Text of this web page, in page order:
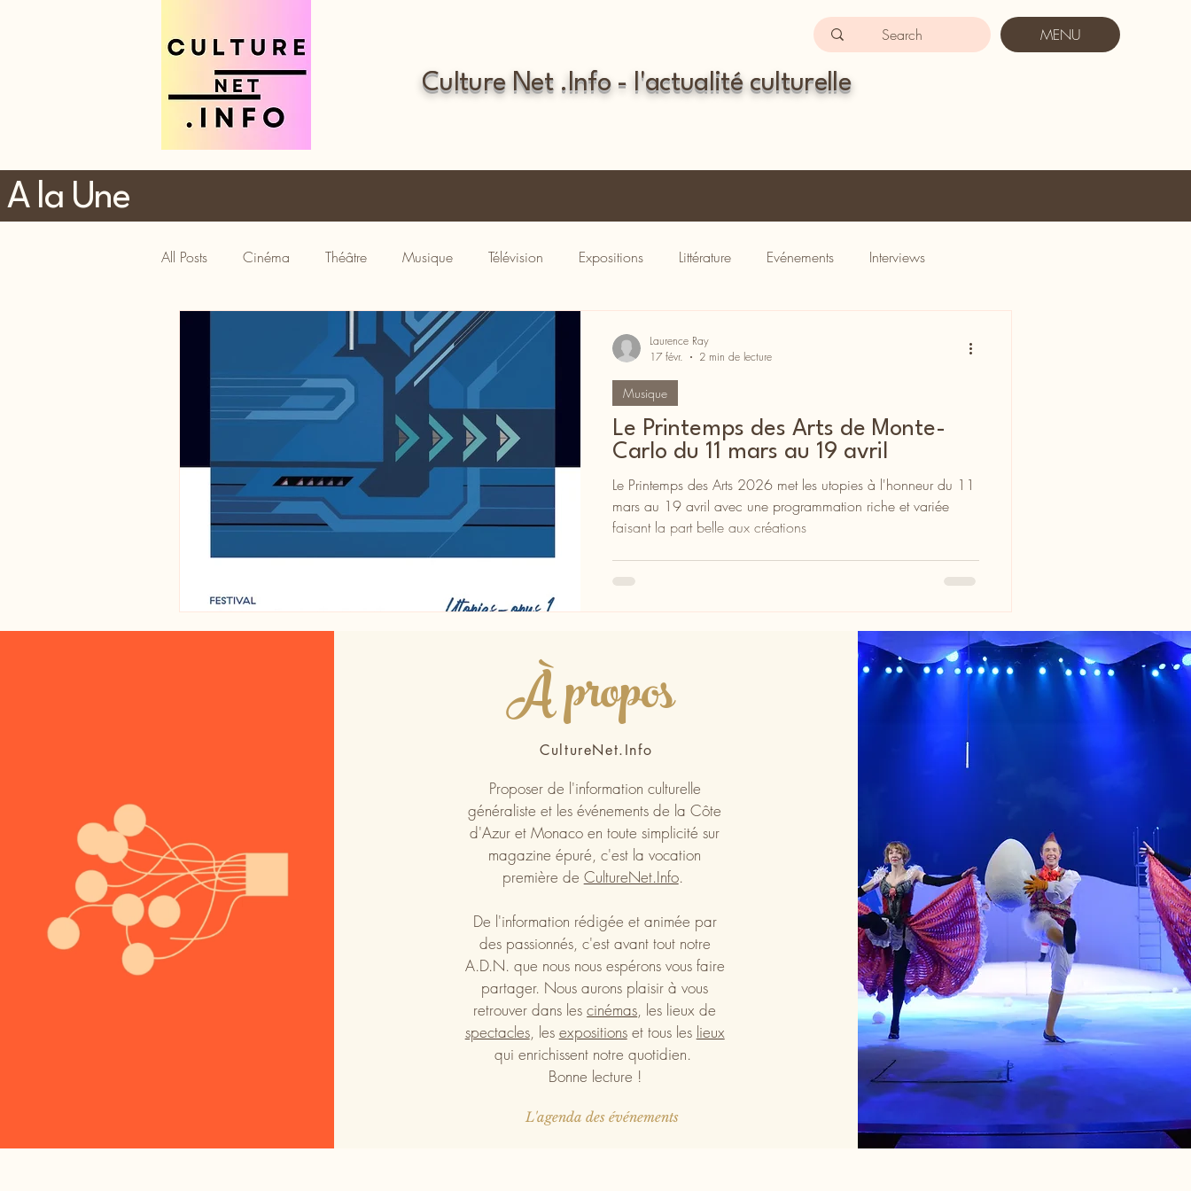
MENU
Culture Net .Info - l'actualité culturelle
A la Une
All Posts Cinéma Théâtre Musique Télévision Expositions Littérature Evénements Interviews
Le Printemps des Arts de Monte-
Carlo du 11 mars au 19 avril
Le Printemps des Arts 2026 met les utopies à l'honneur du 11
mars au 19 avril avec une programmation riche et variée
faisant la part belle aux créations
Musique
Laurence Ray
17 févr.
2 min de lecture
À propos
CultureNet.Info
Proposer de l'information culturelle
généraliste et les événements de la Côte
d'Azur et Monaco en toute simplicité sur
magazine épuré, c'est la vocation
première de CultureNet.Info.
De l'information rédigée et animée par
des passionnés, c'est avant tout notre
A.D.N. que nous nous espérons vous faire
partager. Nous aurons plaisir à vous
retrouver dans lescinémas , les lieux de
spectacles, les expositionset tous les lieux
qui enrichissent notre quotidien.
Bonne lecture !
L'agenda des événements